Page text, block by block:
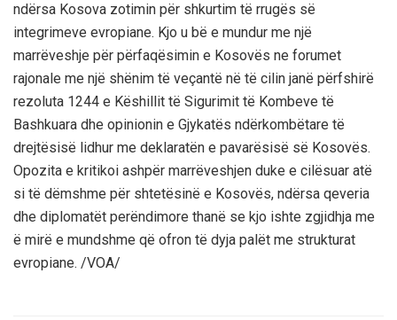
ndërsa Kosova zotimin për shkurtim të rrugës së
integrimeve evropiane. Kjo u bë e mundur me një
marrëveshje për përfaqësimin e Kosovës ne forumet
rajonale me një shënim të veçantë në të cilin janë përfshirë
rezoluta 1244 e Këshillit të Sigurimit të Kombeve të
Bashkuara dhe opinionin e Gjykatës ndërkombëtare të
drejtësisë lidhur me deklaratën e pavarësisë së Kosovës.
Opozita e kritikoi ashpër marrëveshjen duke e cilësuar atë
si të dëmshme për shtetësinë e Kosovës, ndërsa qeveria
dhe diplomatët perëndimore thanë se kjo ishte zgjidhja me
ë mirë e mundshme që ofron të dyja palët me strukturat
evropiane. /VOA/